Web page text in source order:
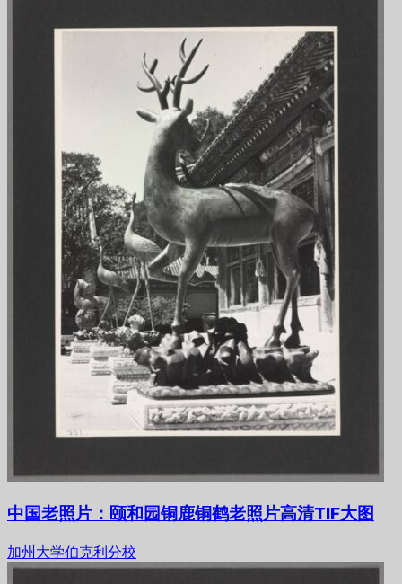
中国老照片：颐和园铜鹿铜鹤老照片高清TIF大图
加州大学伯克利分校